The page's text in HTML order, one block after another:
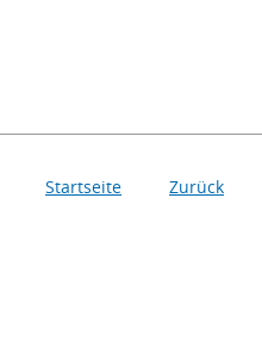
Startseite Zurück